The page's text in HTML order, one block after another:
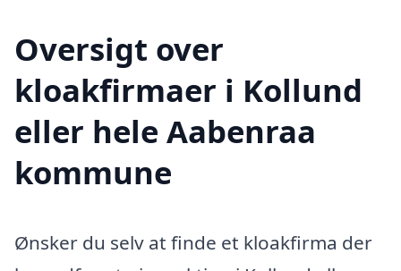
Oversigt over
kloakfirmaer i Kollund
eller hele Aabenraa
kommune
Ønsker du selv at finde et kloakfirma der